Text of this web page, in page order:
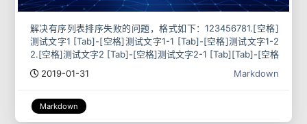
解决有序列表排序失败的问题，格式如下：123456781.[空格]
测试文字1 [Tab]-[空格]测试文字1-1 [Tab]-[空格]测试文字1-2
2.[空格]测试文字2 [Tab]-[空格]测试文字2-1 [Tab][Tab]-[空格
2019-01-31
Markdown
Markdown